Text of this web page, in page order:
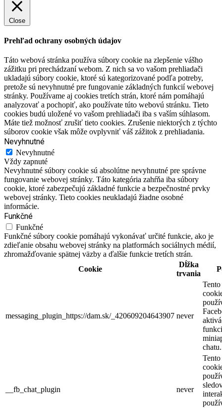
Close
Prehľad ochrany osobných údajov
Táto webová stránka používa súbory cookie na zlepšenie vášho
zážitku pri prechádzaní webom. Z nich sa vo vašom prehliadači
ukladajú súbory cookie, ktoré sú kategorizované podľa potreby,
pretože sú nevyhnutné pre fungovanie základných funkcií webovej
stránky. Používame aj cookies tretích strán, ktoré nám pomáhajú
analyzovať a pochopiť, ako používate túto webovú stránku. Tieto
cookies budú uložené vo vašom prehliadači iba s vaším súhlasom.
Máte tiež možnosť zrušiť tieto cookies. Zrušenie niektorých z týchto
súborov cookie však môže ovplyvniť váš zážitok z prehliadania.
Nevyhnutné
Nevyhnutné
Vždy zapnuté
Nevyhnutné súbory cookie sú absolútne nevyhnutné pre správne
fungovanie webovej stránky. Táto kategória zahŕňa iba súbory
cookie, ktoré zabezpečujú základné funkcie a bezpečnostné prvky
webovej stránky. Tieto cookies neukladajú žiadne osobné
informácie.
Funkčné
Funkčné
Funkčné súbory cookie pomáhajú vykonávať určité funkcie, ako je
zdieľanie obsahu webovej stránky na platformách sociálnych médií,
zhromažďovanie spätnej väzby a ďalšie funkcie tretích strán.
Cookie
Dĺžka
trvania
messaging_plugin_https://dam.sk/_420609204643907 never
chatu.
__fb_chat_plugin never